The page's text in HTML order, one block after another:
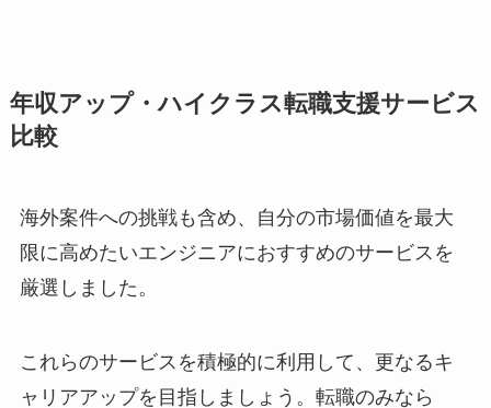
年収アップ・ハイクラス転職支援サービス
比較
海外案件への挑戦も含め、自分の市場価値を最大
限に高めたいエンジニアにおすすめのサービスを
厳選しました。
これらのサービスを積極的に利用して、更なるキ
ャリアアップを目指しましょう。転職のみなら